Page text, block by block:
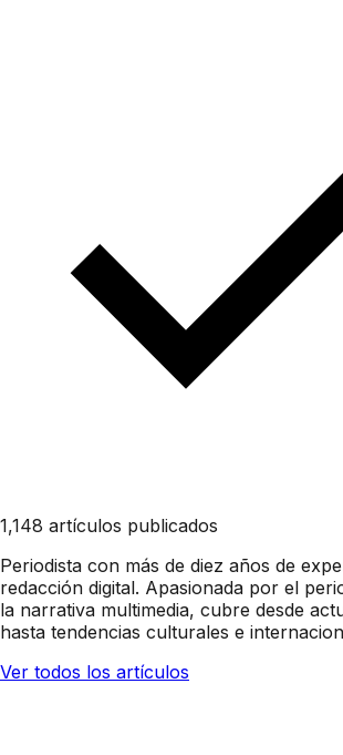
1,148 artículos publicados
Periodista con más de diez años de
redacción digital. Apasionada por el
la narrativa multimedia, cubre desde
hasta tendencias culturales e
Ver todos los artículos